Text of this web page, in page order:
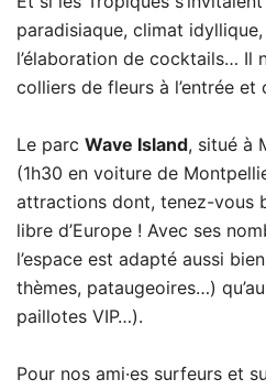
paradisiaque, climat
l’élaboration de cocktails… Il
colliers de fleurs à l’entrée et
Le parc Wave Island, situé à
(1h30 en voiture de
attractions dont, tenez-vous
libre d’Europe ! Avec ses
l’espace est adapté aussi
thèmes, pataugeoires…)
paillotes VIP…).
Pour nos ami·es surfeurs et